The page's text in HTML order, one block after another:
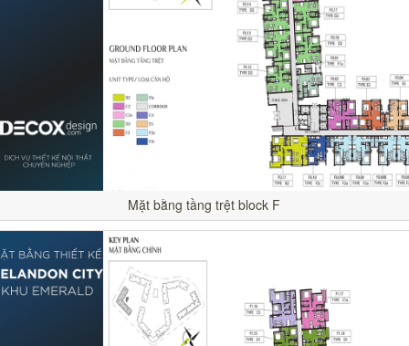
Mặt bằng tầng trệt block F